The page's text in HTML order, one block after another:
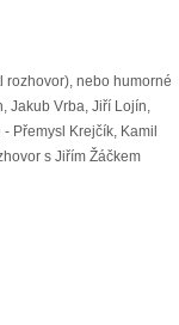
rozhovor), nebo humorné
Jakub Vrba, Jiří Lojín,
Přemysl Krejčík, Kamil
s Jiřím Žáčkem